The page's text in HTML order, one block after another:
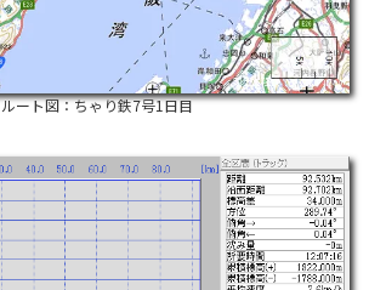
ルート図：ちゃり鉄7号1日目